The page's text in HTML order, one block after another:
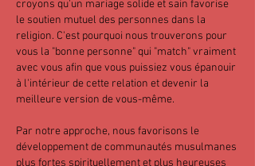
croyons qu'un mariage solide et sain favorise
le soutien mutuel des personnes dans la
religion. C'est pourquoi nous trouverons pour
vous la "bonne personne" qui "match" vraiment
avec vous afin que vous puissiez vous épanouir
à l'intérieur de cette relation et devenir la
meilleure version de vous-même.
Par notre approche, nous favorisons le
développement de communautés musulmanes
plus fortes spirituellement et plus heureuses